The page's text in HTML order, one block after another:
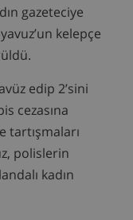
gazeteciye
kelepçe
edip 2’sini
cezasına
tartışmaları
polislerin
kadın